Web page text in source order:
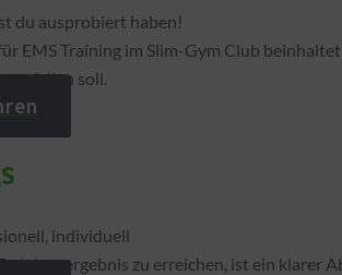
du ausprobiert haben!
EMS Training im Slim-Gym Club
soll.
individuell
zu erreichen, ist ein klarer